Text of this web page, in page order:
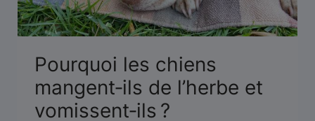
Pourquoi les chiens
mangent‑ils de l’herbe et
vomissent‑ils ?